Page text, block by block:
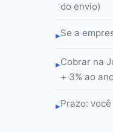
do envio)
▸Se a
▸Cobrar na
+ 3% ao
▸Prazo: